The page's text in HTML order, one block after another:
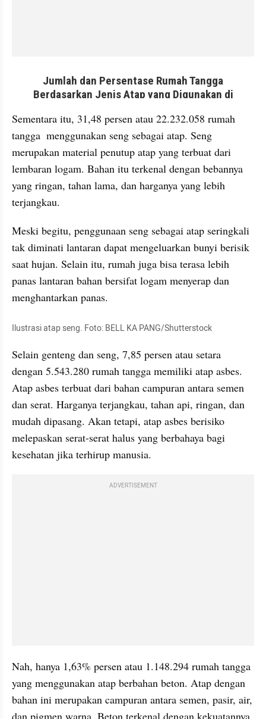
embed from external kumparan
Sementara itu, 31,48 persen atau 22.232.058 rumah
tangga  menggunakan seng sebagai atap. Seng
merupakan material penutup atap yang terbuat dari
lembaran logam. Bahan itu terkenal dengan bebannya
yang ringan, tahan lama, dan harganya yang lebih
terjangkau.
Meski begitu, penggunaan seng sebagai atap seringkali
tak diminati lantaran dapat mengeluarkan bunyi berisik
saat hujan. Selain itu, rumah juga bisa terasa lebih
panas lantaran bahan bersifat logam menyerap dan
menghantarkan panas.
Ilustrasi atap seng. Foto: BELL KA PANG/Shutterstock
Selain genteng dan seng, 7,85 persen atau setara
dengan 5.543.280 rumah tangga memiliki atap asbes.
Atap asbes terbuat dari bahan campuran antara semen
dan serat. Harganya terjangkau, tahan api, ringan, dan
mudah dipasang. Akan tetapi, atap asbes berisiko
melepaskan serat-serat halus yang berbahaya bagi
kesehatan jika terhirup manusia.
ADVERTISEMENT
Nah, hanya 1,63% persen atau 1.148.294 rumah tangga
yang menggunakan atap berbahan beton. Atap dengan
bahan ini merupakan campuran antara semen, pasir, air,